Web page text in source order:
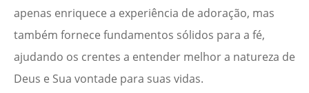
apenas enriquece a experiência de adoração, mas
também fornece fundamentos sólidos para a fé,
ajudando os crentes a entender melhor a natureza de
Deus e Sua vontade para suas vidas.